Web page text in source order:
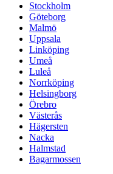
Stockholm
Göteborg
Malmö
Uppsala
Linköping
Umeå
Luleå
Norrköping
Helsingborg
Örebro
Västerås
Hägersten
Nacka
Halmstad
Bagarmossen